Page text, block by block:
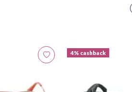
4% cashback